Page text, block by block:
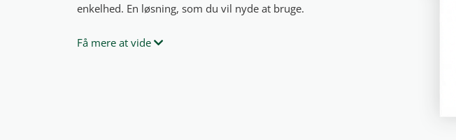
enkelhed. En løsning, som du vil nyde at bruge.
Få mere at vide